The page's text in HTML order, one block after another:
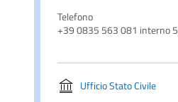
Telefono
+39 0835 563 081 interno 5
Ufficio Stato Civile